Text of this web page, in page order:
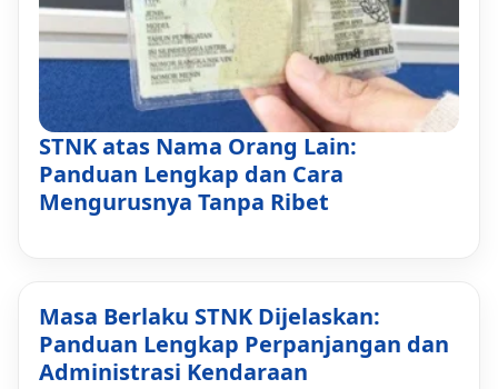
STNK atas Nama Orang Lain:
Panduan Lengkap dan Cara
Mengurusnya Tanpa Ribet
Masa Berlaku STNK Dijelaskan:
Panduan Lengkap Perpanjangan dan
Administrasi Kendaraan